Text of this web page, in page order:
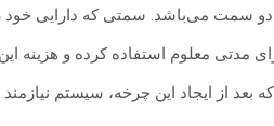
سمت می‌باشد. سمتی که دارایی خود
مدتی معلوم استفاده کرده و هزینه
بعد از ایجاد این چرخه، سیستم